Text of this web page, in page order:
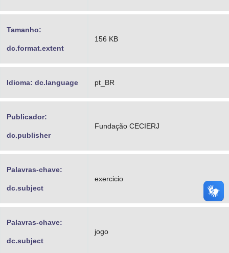
Tamanho:
dc.format.extent
156 KB
Idioma: dc.language pt_BR
Publicador:
dc.publisher
Fundação CECIERJ
Palavras-chave:
dc.subject
exercicio
Palavras-chave:
dc.subject
jogo